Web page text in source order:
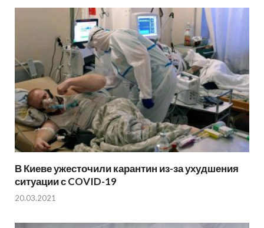
В Киеве ужесточили карантин из-за ухудшения
ситуации с COVID-19
20.03.2021